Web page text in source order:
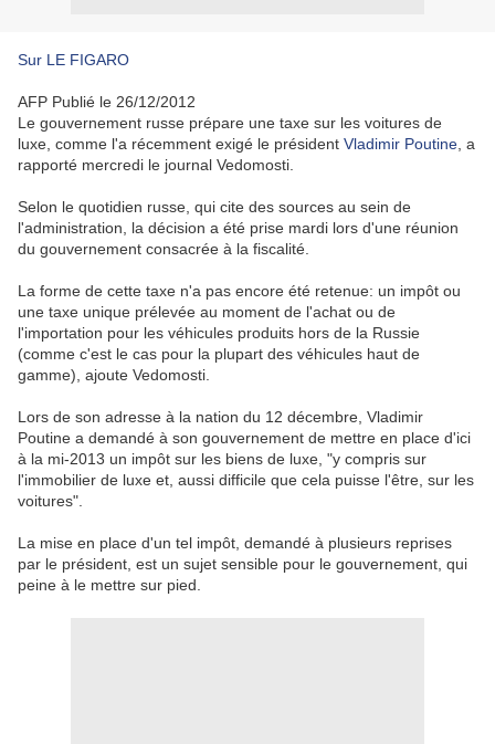
Sur LE FIGARO
AFP Publié le 26/12/2012
Le gouvernement russe prépare une taxe sur les voitures de
luxe, comme l'a récemment exigé le président Vladimir Poutine , a
rapporté mercredi le journal Vedomosti.
Selon le quotidien russe, qui cite des sources au sein de
l'administration, la décision a été prise mardi lors d'une réunion
du gouvernement consacrée à la fiscalité.
La forme de cette taxe n'a pas encore été retenue: un impôt ou
une taxe unique prélevée au moment de l'achat ou de
l'importation pour les véhicules produits hors de la Russie
(comme c'est le cas pour la plupart des véhicules haut de
gamme), ajoute Vedomosti.
Lors de son adresse à la nation du 12 décembre, Vladimir
Poutine a demandé à son gouvernement de mettre en place d'ici
à la mi-2013 un impôt sur les biens de luxe, "y compris sur
l'immobilier de luxe et, aussi difficile que cela puisse l'être, sur les
voitures".
La mise en place d'un tel impôt, demandé à plusieurs reprises
par le président, est un sujet sensible pour le gouvernement, qui
peine à le mettre sur pied.